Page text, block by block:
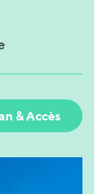
& Accès